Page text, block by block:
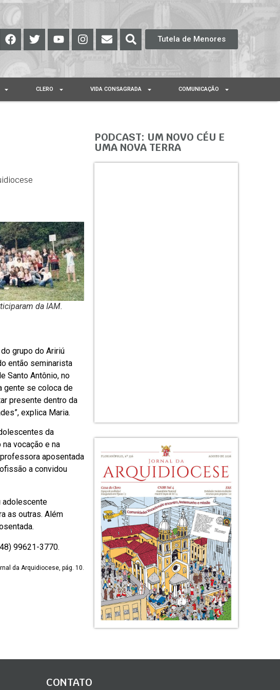
Tutela de Menores
CLERO VIDA CONSAGRADA COMUNICAÇÃO
da IAM.
grupo do Aririú
então seminarista
Santo Antônio, no
gente se coloca de
presente dentro da
explica Maria.
da
vocação e na
aposentada
a convidou
adolescente
as outras. Além
99621-3770.
da Arquidiocese, pág. 10.
PODCAST: UM NOVO CÉU E
UMA NOVA TERRA
CONTATO